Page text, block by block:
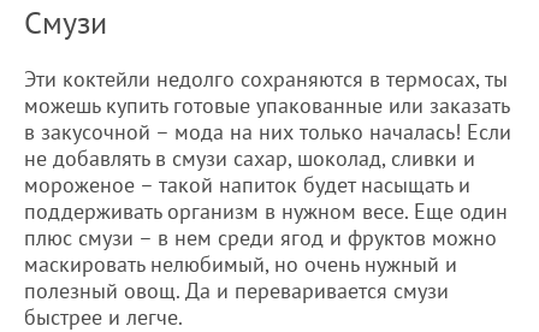
Смузи
Эти коктейли недолго сохраняются в термосах, ты
можешь купить готовые упакованные или заказать
в закусочной – мода на них только началась! Если
не добавлять в смузи сахар, шоколад, сливки и
мороженое – такой напиток будет насыщать и
поддерживать организм в нужном весе. Еще один
плюс смузи – в нем среди ягод и фруктов можно
маскировать нелюбимый, но очень нужный и
полезный овощ. Да и переваривается смузи
быстрее и легче.